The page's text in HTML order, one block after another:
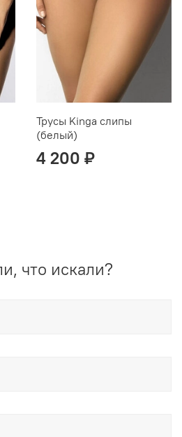
Трусы Kinga слипы
(белый)
4 200 ₽
что искали?